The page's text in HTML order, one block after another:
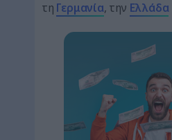
τη Γερμανία, την Ελλάδα